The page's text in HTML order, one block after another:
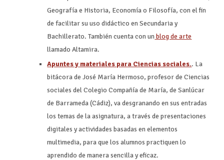
Geografía e Historia, Economía o Filosofía, con el fin
de facilitar su uso didáctico en Secundaria y
Bachillerato. También cuenta con unblog de arte
llamado Altamira.
Apuntes y materiales para Ciencias sociales.. La
bitácora de José María Hermoso, profesor de Ciencias
sociales del Colegio Compañía de María, de Sanlúcar
de Barrameda (Cádiz), va desgranando en sus entradas
los temas de la asignatura, a través de presentaciones
digitales y actividades basadas en elementos
multimedia, para que los alumnos practiquen lo
aprendido de manera sencilla y eficaz.